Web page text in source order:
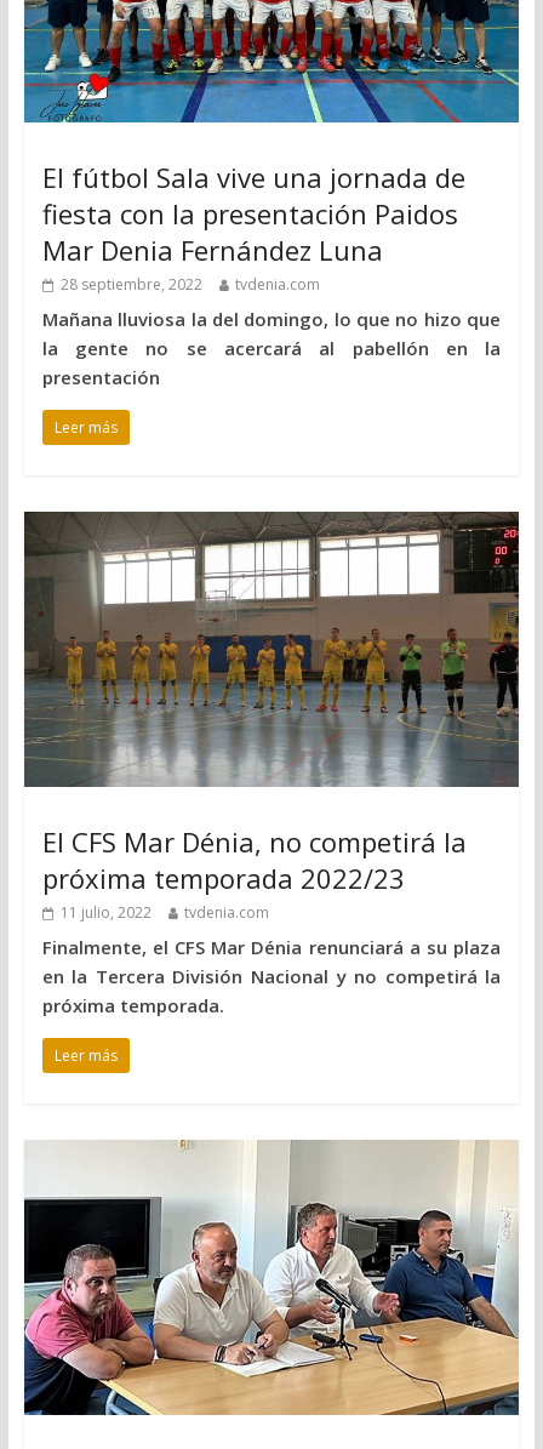
El fútbol Sala vive una jornada de
fiesta con la presentación Paidos
Mar Denia Fernández Luna
28 septiembre, 2022 tvdenia.com
Mañana lluviosa la del domingo, lo que no hizo que
la gente no se acercará al pabellón en la
presentación
Leer más
El CFS Mar Dénia, no competirá la
próxima temporada 2022/23
11 julio, 2022 tvdenia.com
Finalmente, el CFS Mar Dénia renunciará a su plaza
en la Tercera División Nacional y no competirá la
próxima temporada.
Leer más